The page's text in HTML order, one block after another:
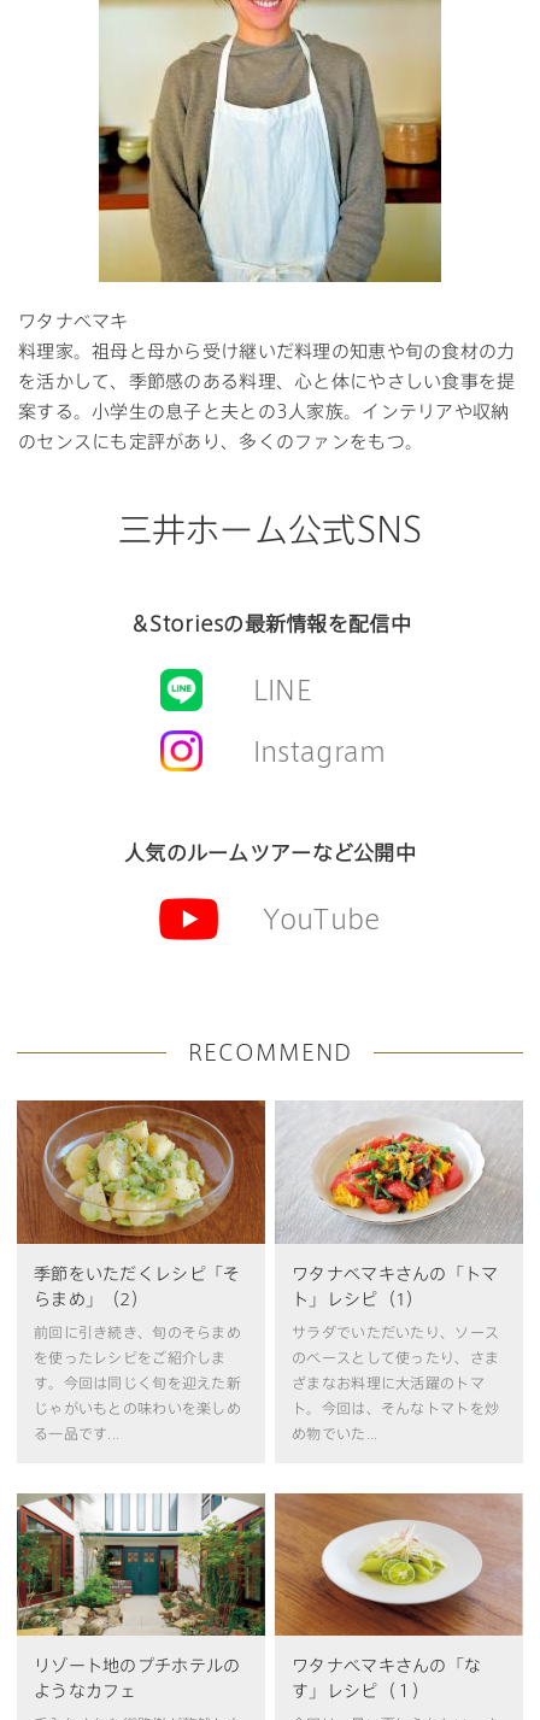
ワタナベマキ
料理家。祖母と母から受け継いだ料理の知恵や旬の食材の力
を活かして、季節感のある料理、心と体にやさしい食事を提
案する。小学生の息子と夫との3人家族。インテリアや収納
のセンスにも定評があり、多くのファンをもつ。
三井ホーム公式SNS
＆Storiesの最新情報を配信中
LINE
Instagram
人気のルームツアーなど公開中
YouTube
RECOMMEND
季節をいただくレシピ「そ
らまめ」（2）
前回に引き続き、旬のそらまめ
を使ったレシピをご紹介しま
す。今回は同じく旬を迎えた新
じゃがいもとの味わいを楽しめ
る一品です...
ワタナベマキさんの「トマ
ト」レシピ（1）
サラダでいただいたり、ソース
のベースとして使ったり、さま
ざまなお料理に大活躍のトマ
ト。今回は、そんなトマトを炒
め物でいた...
リゾート地のプチホテルの
ようなカフェ
ワタナベマキさんの「な
す」レシピ（１）